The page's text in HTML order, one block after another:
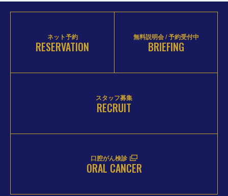
ネット予約
RESERVATION
無料説明会 / 予約受付中
BRIEFING
スタッフ募集
RECRUIT
口腔がん検診
ORAL CANCER